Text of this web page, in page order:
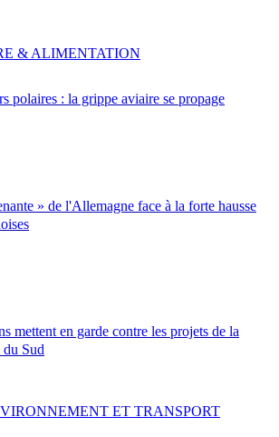
polaires : la grippe aviaire se propage
& ALIMENTATION
» de l'Allemagne face à la forte hausse
mettent en garde contre les projets de la
du Sud
ET TRANSPORT